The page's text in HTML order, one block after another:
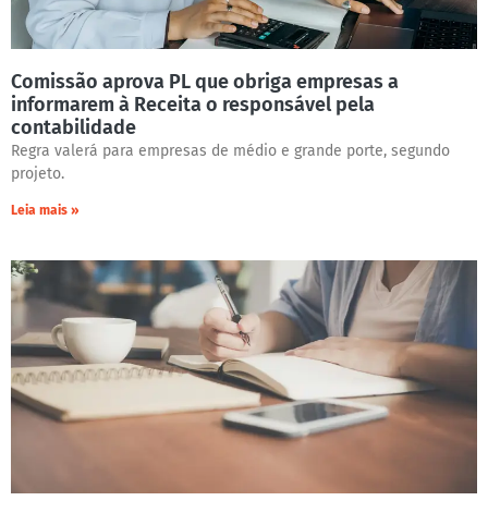
Comissão aprova PL que obriga empresas a
informarem à Receita o responsável pela
contabilidade
Regra valerá para empresas de médio e grande porte, segundo
projeto.
Leia mais »